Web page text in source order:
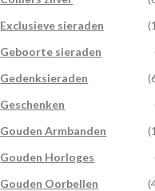
Exclusieve sieraden
Geboorte sieraden
Gedenksieraden
Geschenken
Gouden Armbanden
Gouden Horloges
Gouden Oorbellen